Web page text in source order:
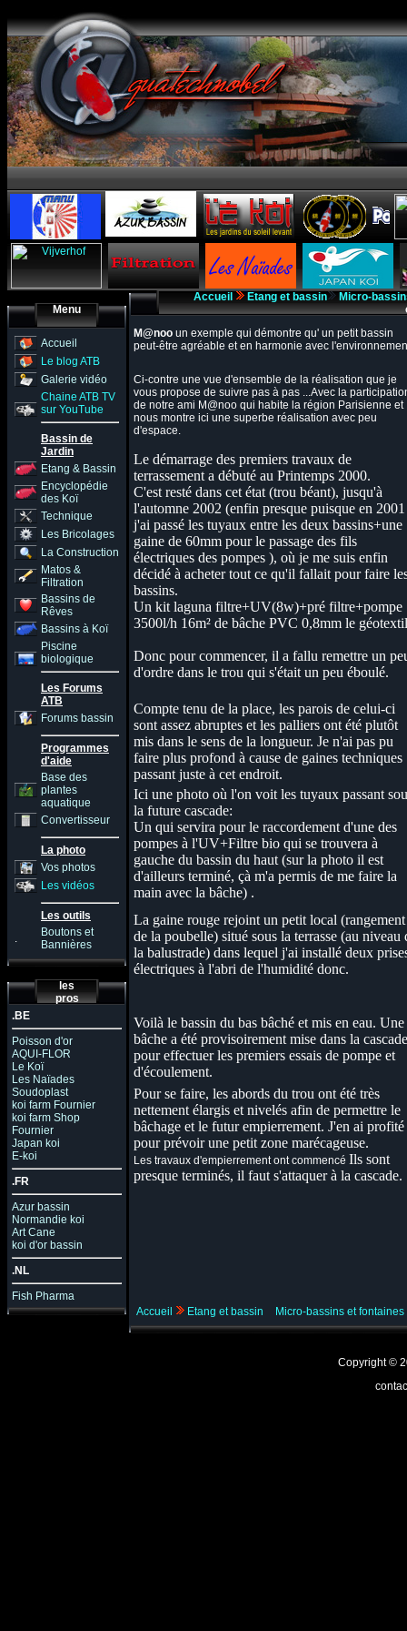
Menu
Accueil
Le blog ATB
Galerie vidéo
Chaine ATB TV
sur YouTube
Bassin de
Jardin
Etang & Bassin
Encyclopédie
des Koï
Technique
Les Bricolages
La Construction
Matos &
Filtration
Bassins de
Rêves
Bassins à Koï
Piscine
biologique
Les Forums
ATB
Forums bassin
Programmes
d'aide
Base des
plantes
aquatique
Convertisseur
La photo
Vos photos
Les vidéos
Les outils
.
Boutons et
Bannières
les
pros
.BE
Poisson d'or
AQUI-FLOR
Le Koï
Les Naïades
Soudoplast
koi farm Fournier
koi farm Shop
Fournier
Japan koi
E-koi
.FR
Azur bassin
Normandie koi
Art Cane
koi d'or bassin
.NL
Fish Pharma
Accueil Etang et bassin
Micro-
M@noo un exemple qui démontre qu' un petit bassin
peut-être agréable et en harmonie avec
Ci-contre une vue d'ensemble de la réalisation que je
vous propose de suivre pas à pas ...Avec la
de notre ami M@noo qui habite la région Parisienne et
nous montre ici une superbe réalisation avec peu
d'espace.
Le démarrage des premiers travaux de
terrassement a débuté au Printemps 2000.
C'est resté dans cet état (trou béant), jusqu'à
l'automne 2002 (enfin presque puisque en 2001
j'ai passé les tuyaux entre les deux bassins+une
gaine de 60mm pour le passage des fils
électriques des pompes ), où je me suis enfin
décidé à acheter tout ce qu'il fallait pour faire
bassins.
Un kit laguna filtre+UV(8w)+pré filtre+pompe
3500l/h 16m² de bâche PVC 0,8mm le
Donc pour commencer, il a fallu remettre un
d'ordre dans le trou qui s'était un peu éboulé.
Compte tenu de la place, les parois de celui-ci
sont assez abruptes et les palliers ont été plutôt
mis dans le sens de la longueur. Je n'ai pas pu
faire plus profond à cause de gaines techniques
passant juste à cet endroit.
Ici une photo où l'on voit les tuyaux passant
la future cascade:
Un qui servira pour le raccordement d'une des
pompes à l'UV+Filtre bio qui se trouvera à
gauche du bassin du haut (sur la photo il est
d'ailleurs terminé, çà m'a permis de me faire la
main avec la bâche) .
La gaine rouge rejoint un petit local (rangement
de la poubelle) situé sous la terrasse (au niveau
la balustrade) dans lequel j'ai installé deux
électriques à l'abri de l'humidité donc.
Voilà le bassin du bas bâché et mis en eau. Une
bâche a été provisoirement mise dans la cascade
pour effectuer les premiers essais de pompe et
d'écoulement.
Pour se faire, les abords du trou ont été très
nettement élargis et nivelés afin de permettre le
bâchage et le futur empierrement. J'en ai profité
pour prévoir une petit zone marécageuse.
Les travaux d'empierrement ont commencé Ils sont
presque terminés, il faut s'attaquer à la cascade.
Accueil Etang et bassin Micro-bassins et fontaines
Copyright ©